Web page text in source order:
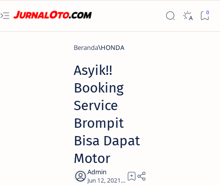
Beranda HONDA
Asyik!!
Booking
Service
Brompit
Bisa Dapat
Motor
3